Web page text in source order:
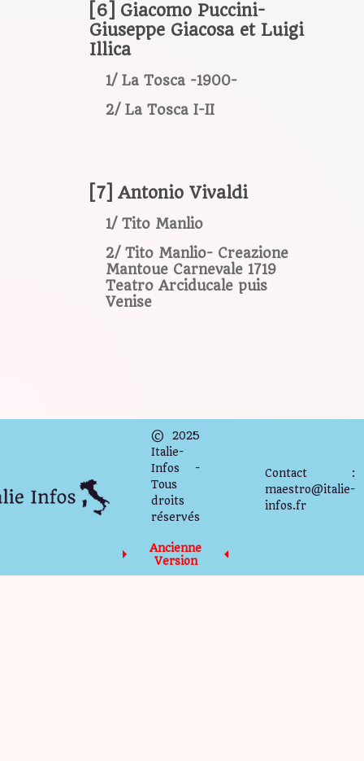
[6] Giacomo Puccini-
Giuseppe Giacosa et Luigi
Illica
1/ La Tosca -1900-
2/ La Tosca I-II
[7] Antonio Vivaldi
1/ Tito Manlio
2/ Tito Manlio- Creazione
Mantoue Carnevale 1719
Teatro Arciducale puis
Venise
© 2025
Italie-
Infos -
Tous
droits
réservés
Ancienne
Version
Contact :
maestro@italie-
infos.fr